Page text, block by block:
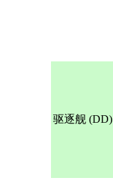
驱逐舰 (DD)